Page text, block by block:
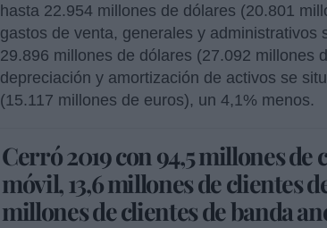
hasta 22.954 millones de dólares (20.801
gastos de venta, generales y administrativos
29.896 millones de dólares (27.092 millones
depreciación y amortización de activos se
(15.117 millones de euros), un 4,1% menos.
Cerró 2019 con 94,5 millones
móvil, 13,6 millones de clientes
millones de clientes de banda